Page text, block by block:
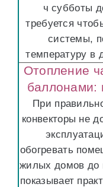
ч субботы
требуется
системы,
температуру в
Отопление
баллонами:
При
конвекторы не
обогревать
жилых домов до
показывает